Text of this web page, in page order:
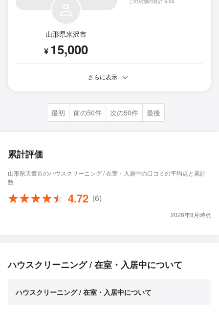
山形県米沢市
¥ 15,000
さらに表示
最初 前の50件 次の50件 最後
累計評価
山形県天童市のハウスクリーニング / 在室・入居中の口コミの平均点と累計
数
4.72 (6)
2026年8月時点
ハウスクリーニング / 在室・入居中について
ハウスクリーニング / 在室・入居中について